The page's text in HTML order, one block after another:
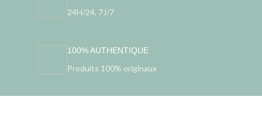
24H/24, 7J/7
100% AUTHENTIQUE
Produits 100% originaux